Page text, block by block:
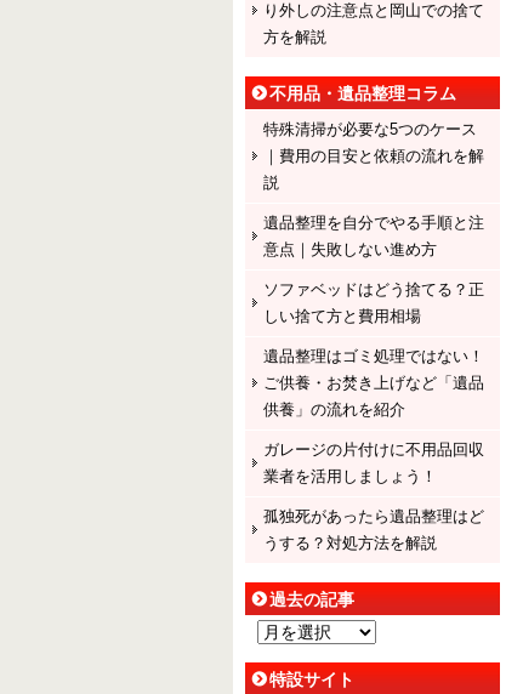
り外しの注意点と岡山での捨て
方を解説
不用品・遺品整理コラム
特殊清掃が必要な5つのケース
｜費用の目安と依頼の流れを解
説
遺品整理を自分でやる手順と注
意点｜失敗しない進め方
ソファベッドはどう捨てる？正
しい捨て方と費用相場
遺品整理はゴミ処理ではない！
ご供養・お焚き上げなど「遺品
供養」の流れを紹介
ガレージの片付けに不用品回収
業者を活用しましょう！
孤独死があったら遺品整理はど
うする？対処方法を解説
過去の記事
の 特設サイト